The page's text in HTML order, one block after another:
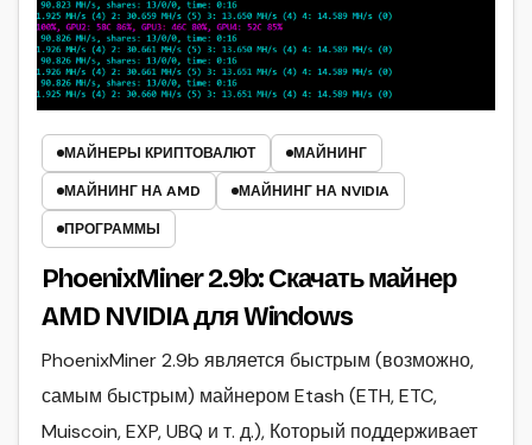
МАЙНЕРЫ КРИПТОВАЛЮТ
МАЙНИНГ
МАЙНИНГ НА AMD
МАЙНИНГ НА NVIDIA
ПРОГРАММЫ
PhoenixMiner 2.9b: Скачать майнер
AMD NVIDIA для Windows
PhoenixMiner 2.9b является быстрым (возможно,
самым быстрым) майнером Etash (ETH, ETC,
Muiscoin, EXP, UBQ и т. д.), Который поддерживает